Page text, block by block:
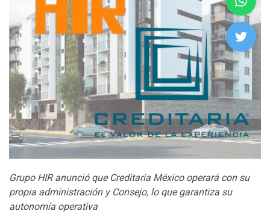
Grupo HIR anunció que Creditaria México operará con su
propia administración y Consejo, lo que garantiza su
autonomía operativa